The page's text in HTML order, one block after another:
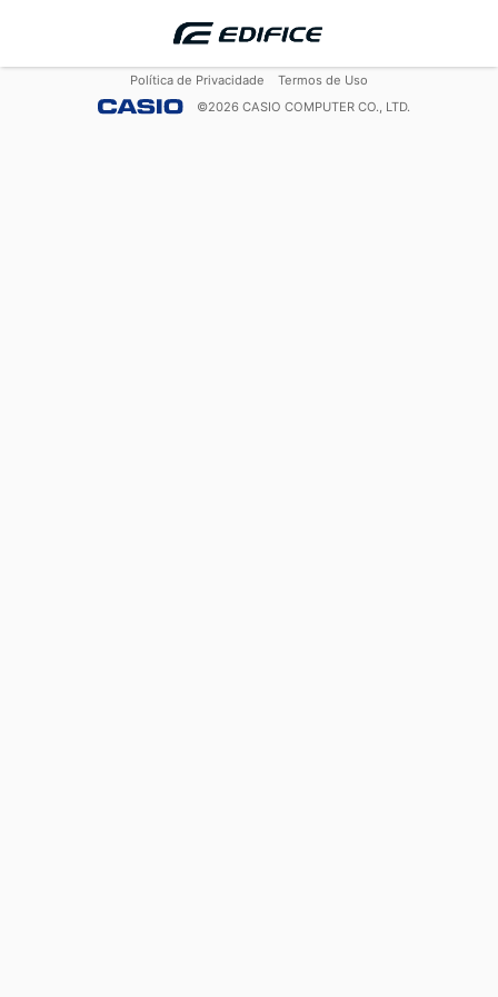
Política de Privacidade
Termos de Uso
©2026 CASIO COMPUTER CO., LTD.